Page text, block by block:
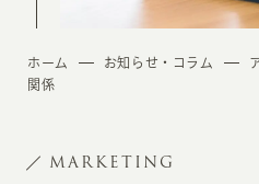
ホーム お知らせ・コラム
関係
MARKETING